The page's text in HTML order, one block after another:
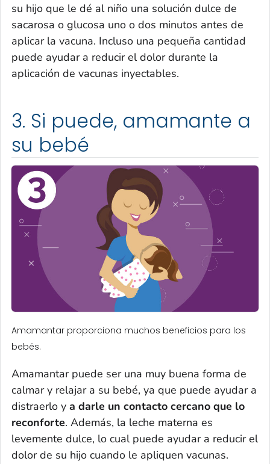
su hijo que le dé al niño una solución dulce de
sacarosa o glucosa uno o dos minutos antes de
aplicar la vacuna. Incluso una pequeña cantidad
puede ayudar a reducir el dolor durante la
aplicación de vacunas inyectables.
3. Si puede, amamante a
su bebé
Amamantar proporciona muchos beneficios para los
bebés.
Amamantar puede ser una muy buena forma de
calmar y relajar a su bebé, ya que puede ayudar a
distraerlo y a darle un contacto cercano que lo
reconforte. Además, la leche materna es
levemente dulce, lo cual puede ayudar a reducir el
dolor de su hijo cuando le apliquen vacunas.